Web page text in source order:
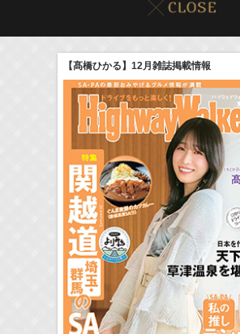
本日の出演情報 8/6(Thu) イベント
24:00-24:30
(TV) 一緒にごはんをたべるだけ
> More
【髙橋ひかる】12月雑誌掲載情報